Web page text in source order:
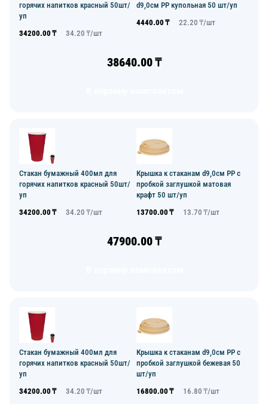
горячих напитков красный 50шт/
уп
34200.00 ₸ 34.20 ₸/шт
d9,0см PP купольная 50 шт/уп
4440.00 ₸ 22.20 ₸/шт
38640.00₸
Стакан бумажный 400мл для
горячих напитков красный 50шт/
уп
34200.00 ₸ 34.20 ₸/шт
Крышка к стаканам d9,0см PP с
пробкой заглушкой матовая
крафт 50 шт/уп
13700.00 ₸ 13.70 ₸/шт
47900.00₸
Стакан бумажный 400мл для
горячих напитков красный 50шт/
уп
34200.00 ₸ 34.20 ₸/шт
Крышка к стаканам d9,0см PP с
пробкой заглушкой бежевая 50
шт/уп
16800.00 ₸ 16.80 ₸/шт